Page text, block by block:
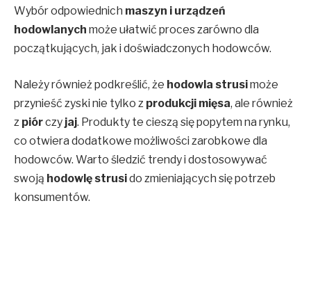
Wybór odpowiednich maszyn i urządzeń
hodowlanych może ułatwić proces zarówno dla
początkujących, jak i doświadczonych hodowców.
Należy również podkreślić, że hodowla strusimoże
przynieść zyski nie tylko z produkcji mięsa, ale również
z piórczy jaj. Produkty te cieszą się popytem na rynku,
co otwiera dodatkowe możliwości zarobkowe dla
hodowców. Warto śledzić trendy i dostosowywać
swoją hodowlę strusido zmieniających się potrzeb
konsumentów.